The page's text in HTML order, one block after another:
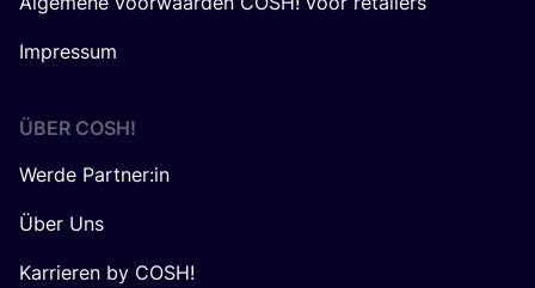
Impressum
ÜBER COSH!
Werde Partner:in
Über Uns
Karrieren by COSH!